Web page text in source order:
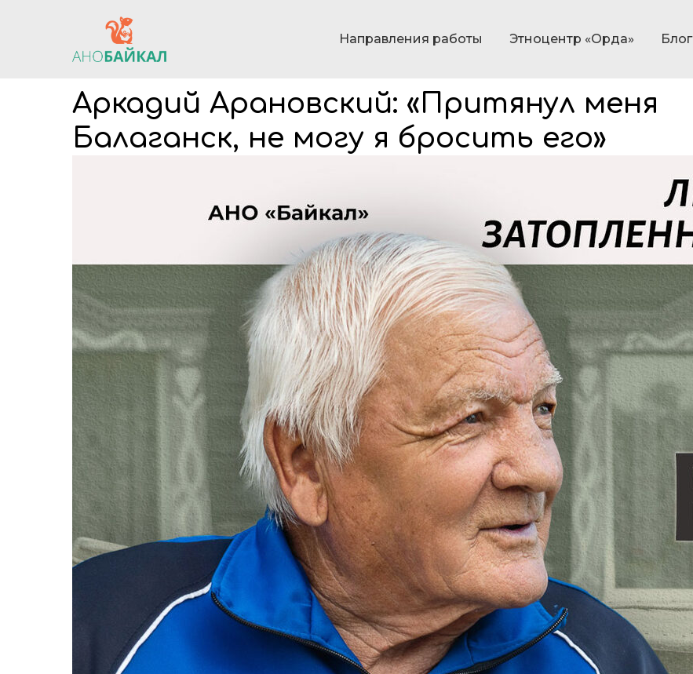
Направления работы Этноцентр «Орда» Блог
Аркадий Арановский: «Притянул меня
Балаганск, не могу я бросить его»